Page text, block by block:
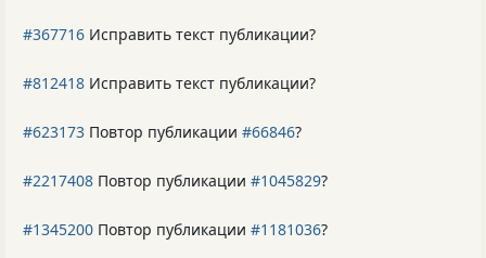
#367716 Исправить текст публикации?
#812418 Исправить текст публикации?
#623173 Повтор публикации #66846?
#2217408 Повтор публикации #1045829?
#1345200 Повтор публикации #1181036?